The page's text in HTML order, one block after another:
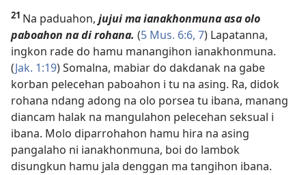
21 Na paduahon, jujui ma ianakhonmuna asa olo
paboahon na di rohana. (5 Mus. 6:6, 7) Lapatanna,
ingkon rade do hamu manangihon ianakhonmuna.
(Jak. 1:19) Somalna, mabiar do dakdanak na gabe
korban pelecehan paboahon i tu na asing. Ra, didok
rohana ndang adong na olo porsea tu ibana, manang
diancam halak na mangulahon pelecehan seksual i
ibana. Molo diparrohahon hamu hira na asing
pangalaho ni ianakhonmuna, boi do lambok
disungkun hamu jala denggan ma tangihon ibana.